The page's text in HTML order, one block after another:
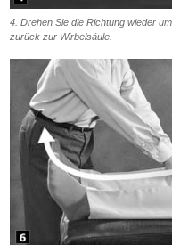
4. Drehen Sie die Richtung wieder
zurück zur Wirbelsäule.